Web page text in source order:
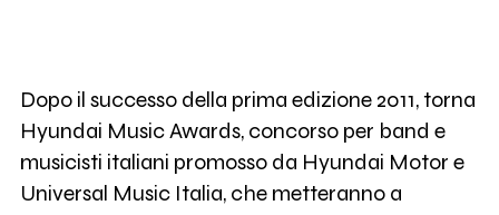
Dopo il successo della prima edizione 2011, torna
Hyundai Music Awards, concorso per band e
musicisti italiani promosso da Hyundai Motor e
Universal Music Italia, che metteranno a